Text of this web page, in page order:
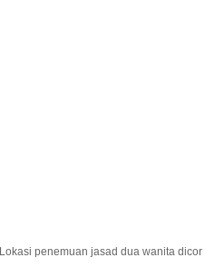
Lokasi penemuan jasad dua wanita